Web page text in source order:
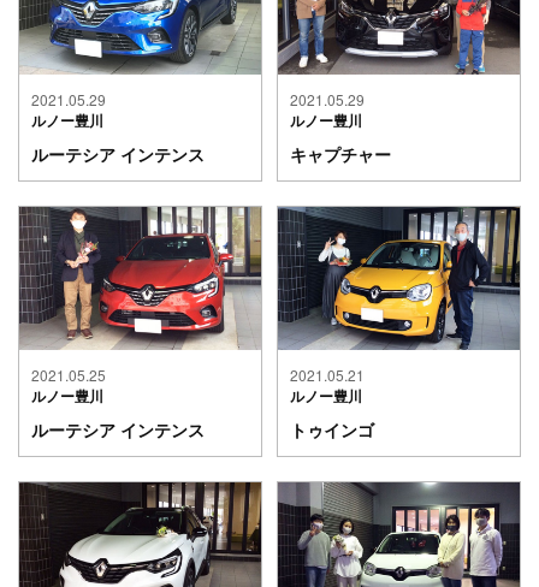
2021.05.29
ルノー豊川
ルーテシア インテンス
2021.05.29
ルノー豊川
キャプチャー
2021.05.25
ルノー豊川
ルーテシア インテンス
2021.05.21
ルノー豊川
トゥインゴ